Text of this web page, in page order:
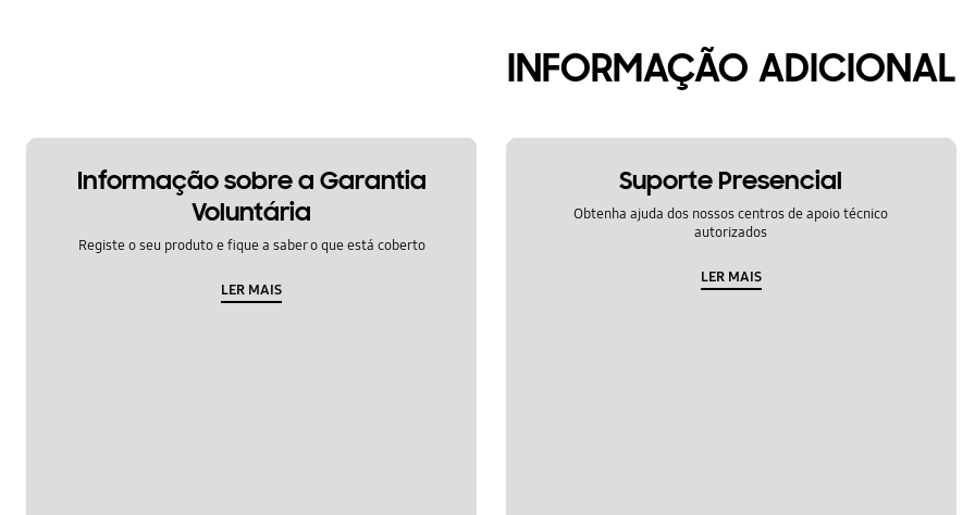
INFORMAÇÃO ADICIONAL
Informação sobre a Garantia
Voluntária
Registe o seu produto e fique a saber o que está coberto
LER MAIS
Suporte Presencial
Obtenha ajuda dos nossos centros de apoio técnico
autorizados
LER MAIS